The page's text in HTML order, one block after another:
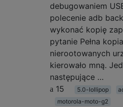
debugowaniem
polecenie adb
wykonać kopię
pytanie Pełna
nierootowanych
kierowało mną.
następujące …
15
5.0-lollipop
motorola-moto-g2